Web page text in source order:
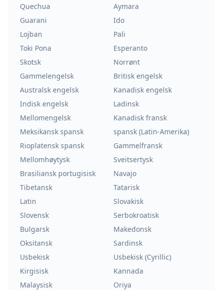
Quechua
Aymara
Guarani
Ido
Lojban
Pali
Toki Pona
Esperanto
Skotsk
Norrønt
Gammelengelsk
Britisk engelsk
Australsk engelsk
Kanadisk engelsk
Indisk engelsk
Ladinsk
Mellomengelsk
Kanadisk fransk
Meksikansk spansk
spansk (Latin-Amerika)
Rioplatensk spansk
Gammelfransk
Mellomhøytysk
Sveitsertysk
Brasiliansk portugisisk
Navajo
Tibetansk
Tatarisk
Latin
Slovakisk
Slovensk
Serbokroatisk
Bulgarsk
Makedonsk
Oksitansk
Sardinsk
Usbekisk
Usbekisk (Cyrillic)
Kirgisisk
Kannada
Malaysisk
Oriya